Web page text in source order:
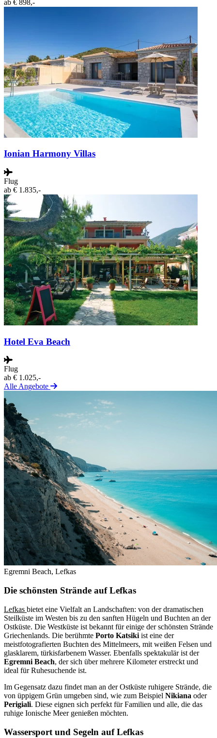
ab € 898,-
Ionian Harmony Villas
Flug
ab € 1.835,-
Hotel Eva Beach
Flug
ab € 1.025,-
Alle Angebote
Egremni Beach, Lefkas
Die schönsten Strände auf Lefkas
Lefkas bietet eine Vielfalt an Landschaften: von der dramatischen
Steilküste im Westen bis zu den sanften Hügeln und Buchten an der
Ostküste. Die Westküste ist bekannt für einige der schönsten Strände
Griechenlands. Die berühmte Porto Katsiki ist eine der
meistfotografierten Buchten des Mittelmeers, mit weißen Felsen und
glasklarem, türkisfarbenem Wasser. Ebenfalls spektakulär ist der
Egremni Beach, der sich über mehrere Kilometer erstreckt und
ideal für Ruhesuchende ist.
Im Gegensatz dazu findet man an der Ostküste ruhigere Strände, die
von üppigem Grün umgeben sind, wie zum Beispiel Nikiana oder
Perigiali. Diese eignen sich perfekt für Familien und alle, die das
ruhige Ionische Meer genießen möchten.
Wassersport und Segeln auf Lefkas